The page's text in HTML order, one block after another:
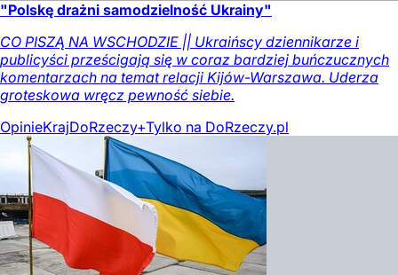
"Polskę drażni samodzielność Ukrainy"
CO PISZĄ NA WSCHODZIE || Ukraińscy dziennikarze i
publicyści prześcigają się w coraz bardziej buńczucznych
komentarzach na temat relacji Kijów-Warszawa. Uderza
groteskowa wręcz pewność siebie.
OpinieKrajDoRzeczy+Tylko na DoRzeczy.pl